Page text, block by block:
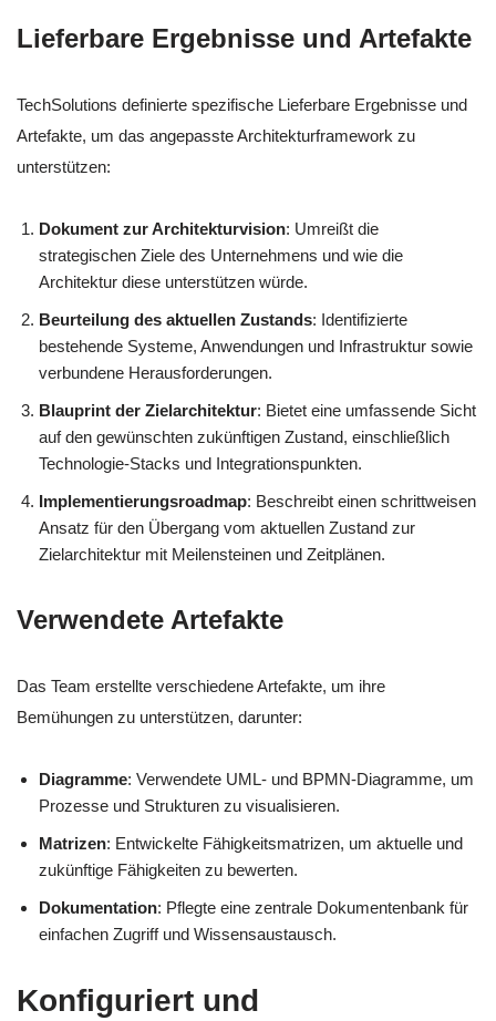
Lieferbare Ergebnisse und Artefakte
TechSolutions definierte spezifische Lieferbare Ergebnisse und
Artefakte, um das angepasste Architekturframework zu
unterstützen:
Dokument zur Architekturvision: Umreißt die
strategischen Ziele des Unternehmens und wie die
Architektur diese unterstützen würde.
Beurteilung des aktuellen Zustands: Identifizierte
bestehende Systeme, Anwendungen und Infrastruktur sowie
verbundene Herausforderungen.
Blauprint der Zielarchitektur: Bietet eine umfassende Sicht
auf den gewünschten zukünftigen Zustand, einschließlich
Technologie-Stacks und Integrationspunkten.
Implementierungsroadmap: Beschreibt einen schrittweisen
Ansatz für den Übergang vom aktuellen Zustand zur
Zielarchitektur mit Meilensteinen und Zeitplänen.
Verwendete Artefakte
Das Team erstellte verschiedene Artefakte, um ihre
Bemühungen zu unterstützen, darunter:
Diagramme: Verwendete UML- und BPMN-Diagramme, um
Prozesse und Strukturen zu visualisieren.
Matrizen: Entwickelte Fähigkeitsmatrizen, um aktuelle und
zukünftige Fähigkeiten zu bewerten.
Dokumentation: Pflegte eine zentrale Dokumentenbank für
einfachen Zugriff und Wissensaustausch.
Konfiguriert und